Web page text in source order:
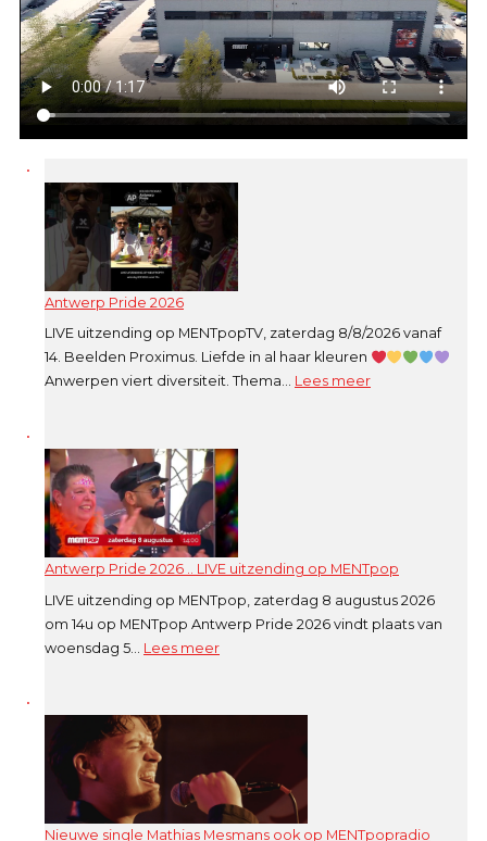
Antwerp Pride 2026
LIVE uitzending op MENTpopTV, zaterdag 8/8/2026 vanaf
14. Beelden Proximus. Liefde in al haar kleuren
Anwerpen viert diversiteit. Thema… Lees meer:
Antwerp Pride 2026 .. LIVE uitzending op MENTpop
LIVE uitzending op MENTpop, zaterdag 8 augustus 2026
om 14u op MENTpop Antwerp Pride 2026 vindt plaats van
woensdag 5… Lees meer:
2026
LIVE
uitzending
op
Nieuwe single Mathias Mesmans ook op MENTpopradio